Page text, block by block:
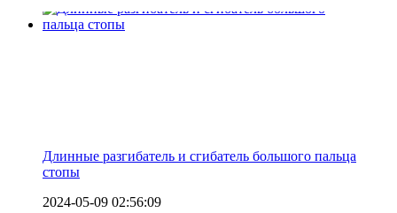
Длинные разгибатель и сгибатель большого пальца
стопы
2024-05-09 02:56:09